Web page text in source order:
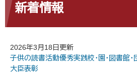
文 新着情報
2026年3月18日更新
子供の読書活動優秀実践校・園・図書館・
大臣表彰